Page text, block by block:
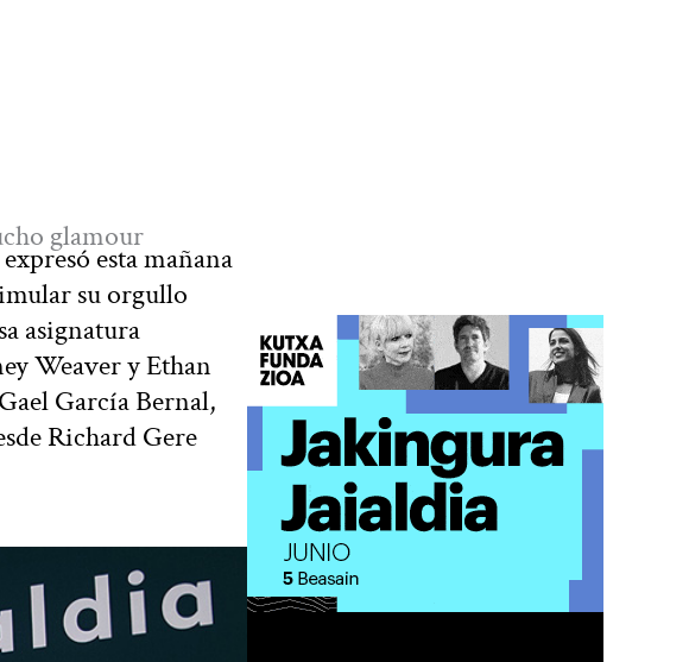
glamour
esta mañana
su orgullo
asignatura
Weaver y Ethan
García Bernal,
Richard Gere